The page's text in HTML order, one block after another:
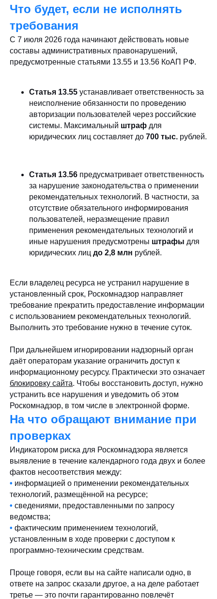
Что будет, если не исполнять
требования
С 7 июля 2026 года начинают действовать новые
составы административных правонарушений,
предусмотренные статьями 13.55 и 13.56 КоАП РФ.
Статья 13.55 устанавливает ответственность за
неисполнение обязанности по проведению
авторизации пользователей через российские
системы. Максимальный штраф для
юридических лиц составляет до 700 тыс. рублей.
Статья 13.56 предусматривает ответственность
за нарушение законодательства о применении
рекомендательных технологий. В частности, за
отсутствие обязательного информирования
пользователей, неразмещение правил
применения рекомендательных технологий и
иные нарушения предусмотрены штрафы для
юридических лиц до 2,8 млн рублей.
Если владелец ресурса не устранил нарушение в
установленный срок, Роскомнадзор направляет
требование прекратить предоставление информации
с использованием рекомендательных технологий.
Выполнить это требование нужно в течение суток.
При дальнейшем игнорировании надзорный орган
даёт операторам указание ограничить доступ к
информационному ресурсу. Практически это означает
блокировку сайта. Чтобы восстановить доступ, нужно
устранить все нарушения и уведомить об этом
Роскомнадзор, в том числе в электронной форме.
На что обращают внимание при
проверках
Индикатором риска для Роскомнадзора является
выявление в течение календарного года двух и более
фактов несоответствия между:
• информацией о применении рекомендательных
технологий, размещённой на ресурсе;
• сведениями, предоставленными по запросу
ведомства;
• фактическим применением технологий,
установленным в ходе проверки с доступом к
программно-техническим средствам.
Проще говоря, если вы на сайте написали одно, в
ответе на запрос сказали другое, а на деле работает
третье — это почти гарантированно повлечёт